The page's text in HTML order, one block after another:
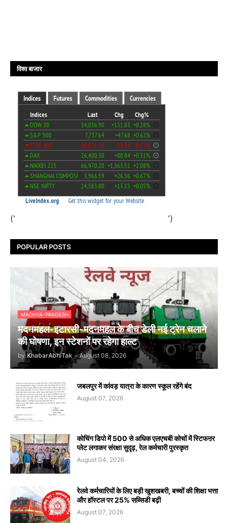
विश्व बाजार
(' ')
POPULAR POSTS
MADHYA-PRADESH
मदनमहल-इटारसी-मदनमहल के बीच डेली नई ट्रेन चलाने
की घोषणा, इन स्टेशनों पर रहेगा हाल्ट
by KhabarAbhiTak - August 08, 2026
जबलपुर में कांवड़ यात्रा के कारण स्कूल रहेंगे बंद
August 07, 2026
कोचिंग डिपो में 500 से अधिक एलएचबी कोचों में स्टिफऩर
प्लेट लगाकर संरक्षा सुदृढ़, रेल कर्मचारी पुरस्कृत
August 04, 2026
रेलवे कर्मचारियों के लिए बड़ी खुशखबरी, बच्चों की शिक्षा भत्ता
और हॉस्टल पर 25% सब्सिडी बढ़ी
August 07, 2026